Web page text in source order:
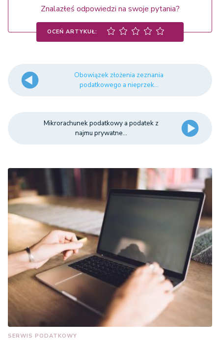
Znalazłeś odpowiedzi na swoje pytania?
OCEŃ ARTYKUŁ:
Obowiązek złożenia zeznania
podatkowego a nieprzek...
Mikrorachunek podatkowy a podatek z
najmu prywatne...
SERWIS PODATKOWY